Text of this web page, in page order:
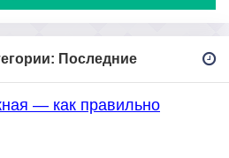
Последние
— как правильно